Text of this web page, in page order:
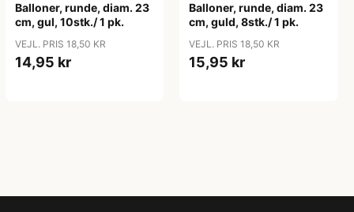
Balloner, runde, diam. 23
cm, gul, 10stk./ 1 pk.
VEJL. PRIS 18,50 KR
14,95 kr
Balloner, runde, diam. 23
cm, guld, 8stk./ 1 pk.
VEJL. PRIS 18,50 KR
15,95 kr